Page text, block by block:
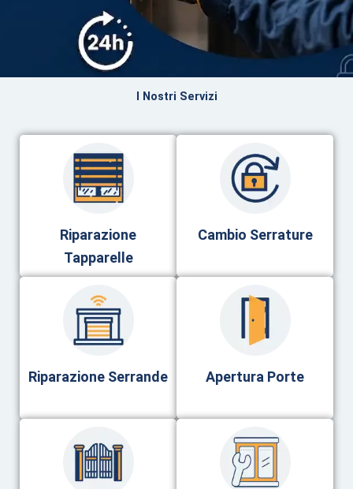
I Nostri Servizi
Riparazione
Tapparelle
Cambio Serrature
Riparazione Serrande Apertura Porte